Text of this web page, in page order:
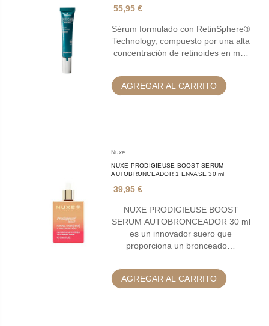
55,95 €
Sérum formulado con RetinSphere®
Technology, compuesto por una alta
concentración de retinoides en m…
AGREGAR AL CARRITO
Nuxe
NUXE PRODIGIEUSE BOOST SERUM
AUTOBRONCEADOR 1 ENVASE 30 ml
39,95 €
NUXE PRODIGIEUSE BOOST
SERUM AUTOBRONCEADOR 30 ml
es un innovador suero que
proporciona un bronceado…
AGREGAR AL CARRITO